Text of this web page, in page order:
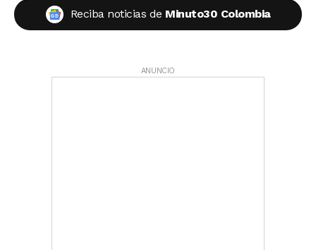
Reciba noticias de Minuto30 Colombia
ANUNCIO